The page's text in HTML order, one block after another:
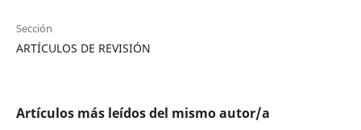
Sección
ARTÍCULOS DE REVISIÓN
Artículos más leídos del mismo autor/a